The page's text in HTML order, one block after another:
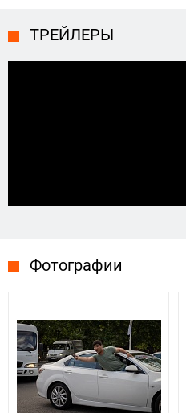
ТРЕЙЛЕРЫ
Фотографии